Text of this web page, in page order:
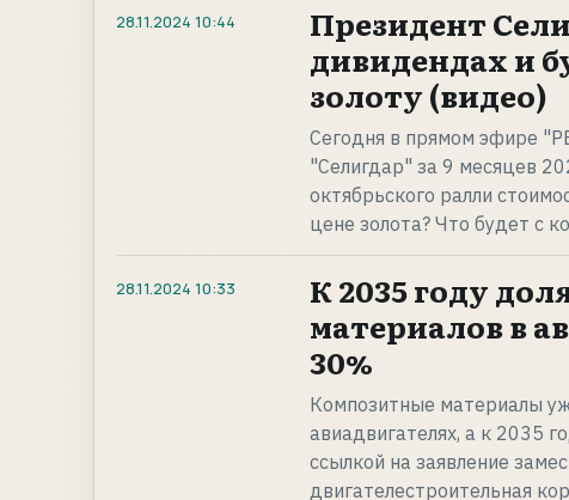
28.11.2024 10:44
Президент
дивидендах и
золоту (видео)
Сегодня в прямом эфире
"Селигдар" за 9 месяцев
октябрьского ралли
цене золота? Что будет с
28.11.2024 10:33
К 2035 году
материалов в
30%
Композитные материалы
авиадвигателях, а к 2035
ссылкой на заявление
двигателестроительная